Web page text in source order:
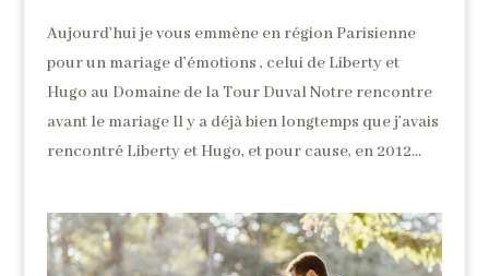
Aujourd’hui je vous emmène en région Parisienne
pour un mariage d’émotions , celui de Liberty et
Hugo au Domaine de la Tour Duval Notre rencontre
avant le mariage Il y a déjà bien longtemps que j’avais
rencontré Liberty et Hugo, et pour cause, en 2012...